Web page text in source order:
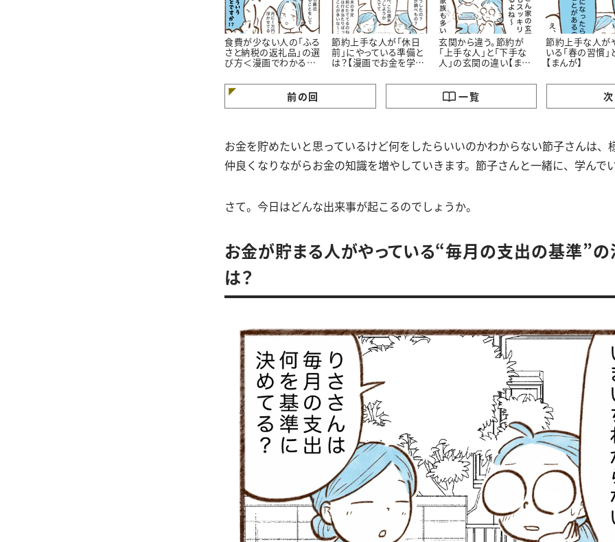
食費が少ない人の「ふる
さと納税の返礼品」の選
び方＜漫画でわかるお
節約上手な人が「休日
前」にやっている準備と
は？【漫画でお金を学
玄関から違う。節約が
「上手な人」と「下手な
人」の玄関の違い【まん
節約上手な人が
いる「春の習慣」
【まんが】
前の回 一覧
お金を貯めたいと思っているけど何をしたらいいのかわからない節子さんは、
仲良くなりながらお金の知識を増やしていきます。節子さんと一緒に、学んで
さて。今日はどんな出来事が起こるのでしょうか。
お金が貯まる人がやっている“毎月の支出の基準”
は？